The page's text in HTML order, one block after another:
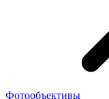
Фотообъективы